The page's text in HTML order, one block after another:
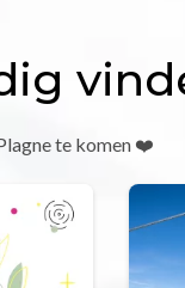
te komen ❤️